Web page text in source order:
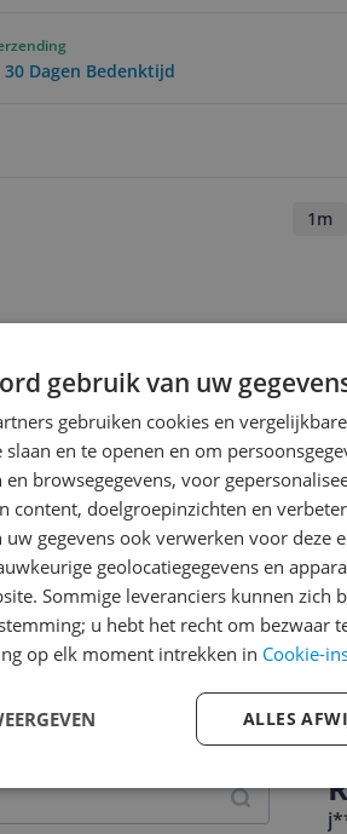
Dagen Bedenktijd
1m
gebruik van uw
gebruiken cookies en
en te openen en om
browsegegevens, voor
content, doelgroepinzichten en
uw gegevens ook verwerken voor deze
geolocatiegegevens en
Sommige leveranciers kunnen zich
u hebt het recht om bezwaar
op elk moment intrekken in Cookie-
ALLES